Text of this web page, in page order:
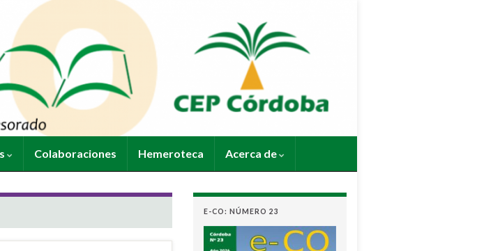
Colaboraciones Hemeroteca Acerca de
E-CO: NÚMERO 23